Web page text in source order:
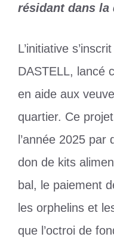
résidant dans la
L’initiative
DASTELL, lancé
en aide aux
quartier. Ce
l’année 2025
don de kits
bal, le paiement
les orphelins et
que l’octroi de